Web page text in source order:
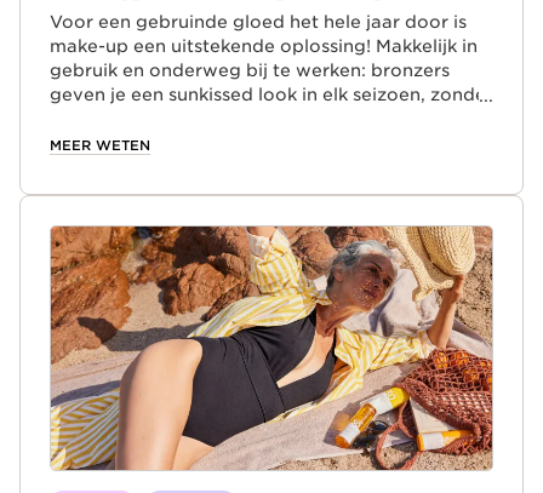
Voor een gebruinde gloed het hele jaar door is
make-up een uitstekende oplossing! Makkelijk in
gebruik en onderweg bij te werken: bronzers
geven je een sunkissed look in elk seizoen, zonder
Probeer de Ever Bronze Compact powder om je
De compacte poeder bevat twee verschillende
uurtjes in de zon hebt doorgebracht. Een
prachtige, natuurlijke bruine teint!
MEER WETEN